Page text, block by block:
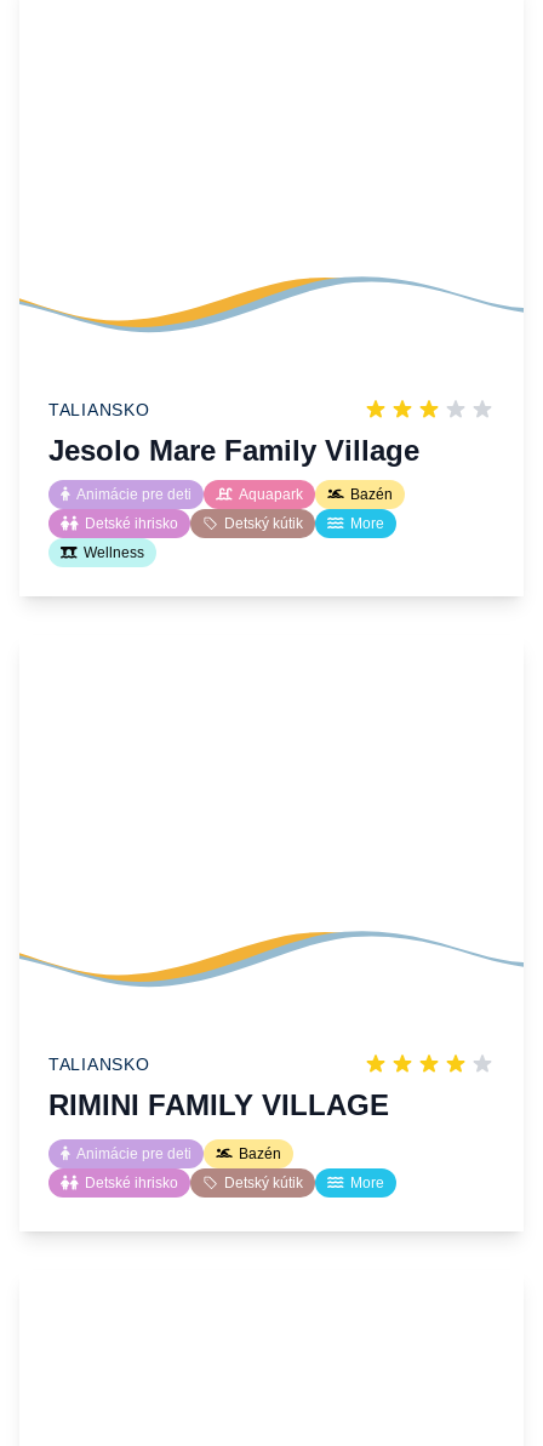
TALIANSKO
Jesolo Mare Family Village
Animácie pre deti Aquapark
Bazén
Detské ihrisko
Detský kútik
More
Wellness
TALIANSKO
RIMINI FAMILY VILLAGE
Animácie pre deti
Bazén
Detské ihrisko
Detský kútik More